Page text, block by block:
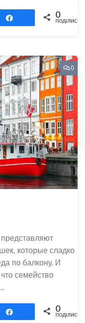
Поділитися0
ПОДІЛИСЬ
0
представляют
которые сладко
по балкону. И
семейство
Поділитися0
ПОДІЛИСЬ